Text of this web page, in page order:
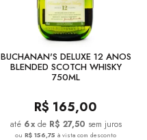
BUCHANAN'S DELUXE 12 ANOS
BLENDED SCOTCH WHISKY
750ML
R$ 165,00
6x de R$ 27,50 sem juros
ouR$ 156,75à vista com desconto